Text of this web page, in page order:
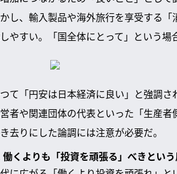
し、輸入製品や海外旅行を享受する
やすい。「国全体にとって」という場
て「円安は日本経済に良い」と強調
者や関連団体の代表といった「生産
去りにした論調には注意が必要だ。
働くよりも「投資を頑張る」べきとい